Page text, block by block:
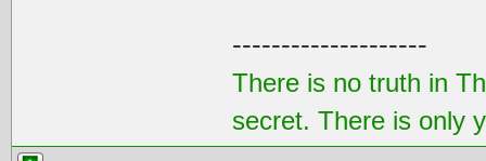
--------------------
There is no truth in
secret. There is only